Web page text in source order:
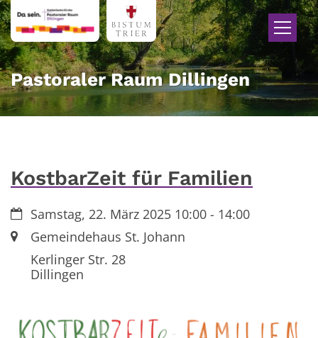
Zum Inhalt springen
Pastoraler Raum Dillingen
KostbarZeit für Familien
Datum:Samstag, 22. März 2025 10:00 - 14:00
Ort:Gemeindehaus St. Johann
Kerlinger Str. 28
Dillingen